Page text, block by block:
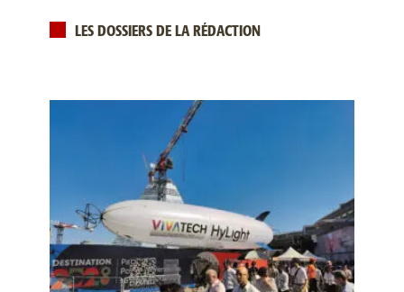
LES DOSSIERS DE LA RÉDACTION